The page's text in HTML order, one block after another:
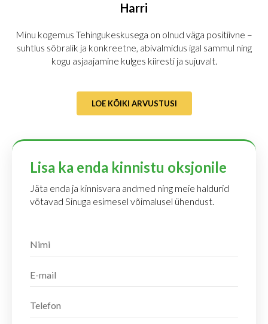
Harri
Minu kogemus Tehingukeskusega on olnud väga positiivne –
suhtlus sõbralik ja konkreetne, abivalmidus igal sammul ning
kogu asjaajamine kulges kiiresti ja sujuvalt.
LOE KÕIKI ARVUSTUSI
Lisa ka enda kinnistu oksjonile
Jäta enda ja kinnisvara andmed ning meie haldurid
võtavad Sinuga esimesel võimalusel ühendust.